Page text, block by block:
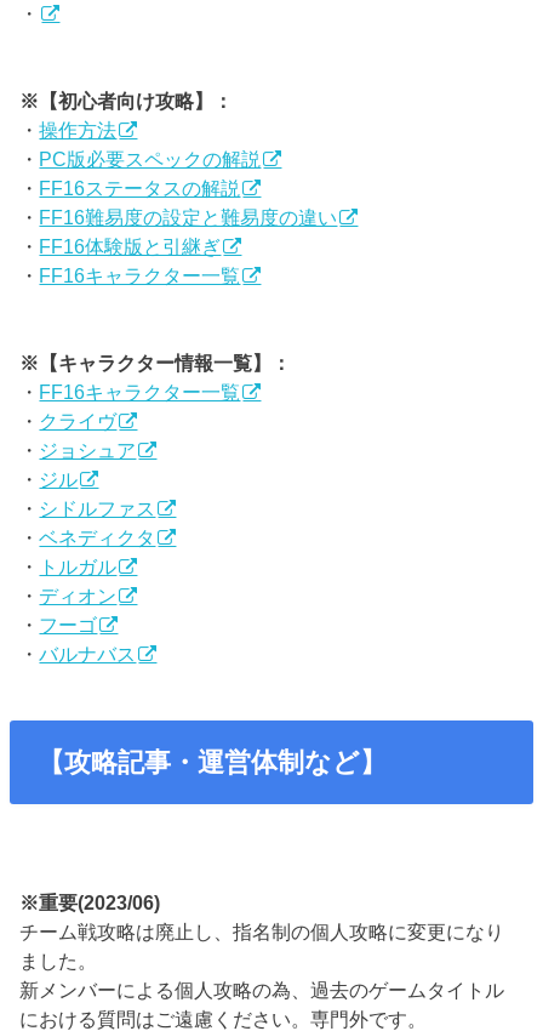
・
※【初心者向け攻略】：
・操作方法
・ PC版必要スペックの解説
・ FF16ステータスの解説
・ FF16難易度の設定と難易度の違い
・ FF16体験版と引継ぎ
・ FF16キャラクター一覧
※【キャラクター情報一覧】：
・ FF16キャラクター一覧
・ クライヴ
・ ジョシュア
・ ジル
・ シドルファス
・ベネディクタ
・
トルガル
・ ディオン
・ フーゴ
・バルナバス
【攻略記事・運営体制など】
※重要(2023/06)
チーム戦攻略は廃止し、指名制の個人攻略に変更になり
ました。
新メンバーによる個人攻略の為、過去のゲームタイトル
における質問はご遠慮ください。専門外です。